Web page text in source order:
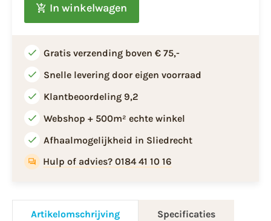
In winkelwagen
Gratis verzending boven € 75,-
Snelle levering door eigen voorraad
Klantbeoordeling 9,2
Webshop + 500m² echte winkel
Afhaalmogelijkheid in Sliedrecht
Hulp of advies? 0184 41 10 16
Artikelomschrijving Specificaties